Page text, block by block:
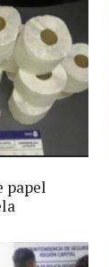
papel